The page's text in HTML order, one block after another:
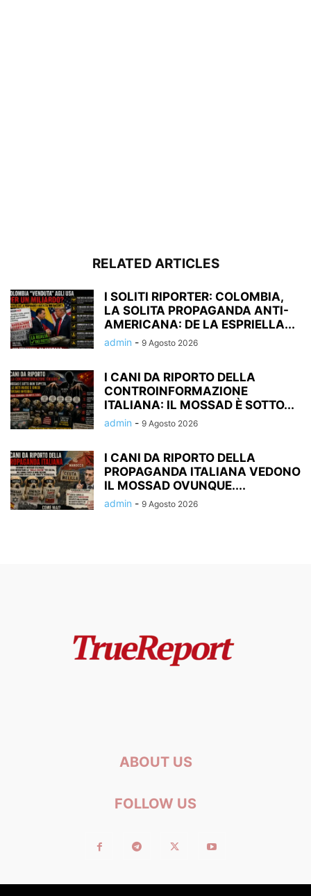
RELATED ARTICLES
I SOLITI RIPORTER: COLOMBIA,
LA SOLITA PROPAGANDA ANTI-
AMERICANA: DE LA ESPRIELLA...
admin - 9 Agosto 2026
I CANI DA RIPORTO DELLA
CONTROINFORMAZIONE
ITALIANA: IL MOSSAD È SOTTO...
admin - 9 Agosto 2026
I CANI DA RIPORTO DELLA
PROPAGANDA ITALIANA VEDONO
IL MOSSAD OVUNQUE....
admin - 9 Agosto 2026
ABOUT US
FOLLOW US